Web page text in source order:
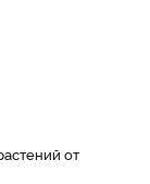
от